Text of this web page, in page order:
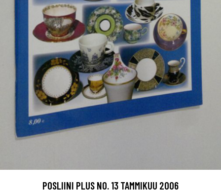
POSLIINI PLUS NO. 13 TAMMIKUU 2006